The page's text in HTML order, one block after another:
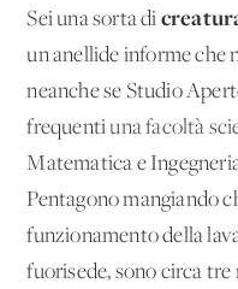
Sei una sorta di
un anellide informe che
neanche se Studio
frequentiuna facoltà
Matematica e
Pentagono mangiando
funzionamento della
fuorisede, sono circa tre